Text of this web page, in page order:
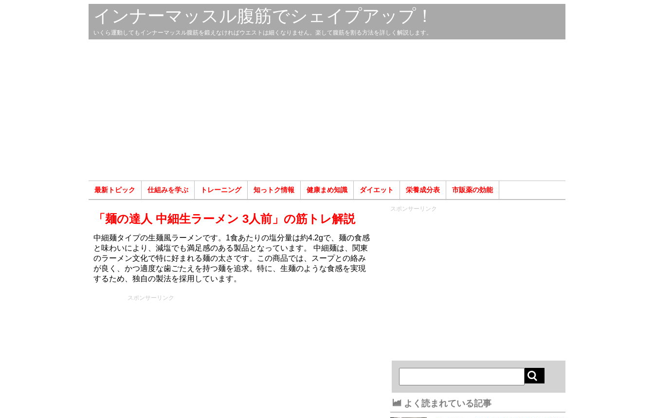
インナーマッスル腹筋でシェイプアップ！
いくら運動してもインナーマッスル腹筋を鍛えなければウエストは細くなりません。楽して腹筋を割る方法を詳しく解説します。
最新トピック 仕組みを学ぶ トレーニング 知っトク情報 健康まめ知識 ダイエット 栄養成分表 市販薬の効能
「麺の達人 中細生ラーメン 3人前」の筋トレ解説
中細麺タイプの生麺風ラーメンです。1食あたりの塩分量は約4.2gで、麺の食感
と味わいにより、減塩でも満足感のある製品となっています。 中細麺は、関東
のラーメン文化で特に好まれる麺の太さです。この商品では、スープとの絡み
が良く、かつ適度な歯ごたえを持つ麺を追求。特に、生麺のような食感を実現
するため、独自の製法を採用しています。
スポンサーリンク
スポンサーリンク
よく読まれている記事